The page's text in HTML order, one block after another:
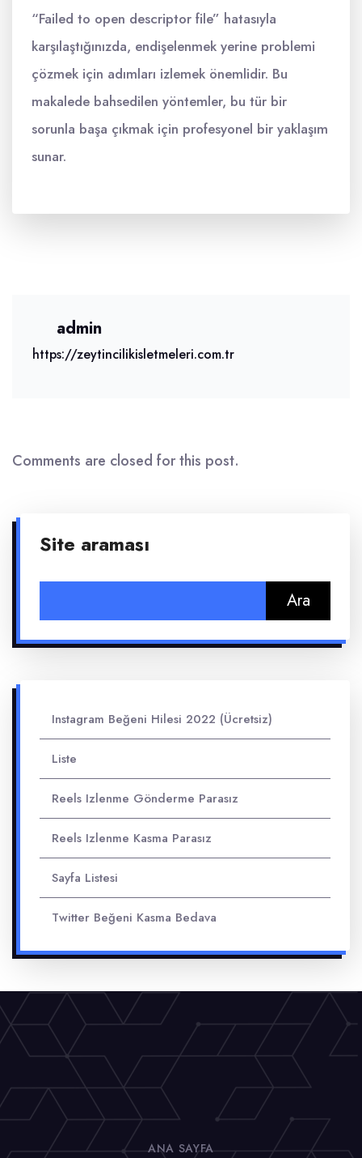
“Failed to open descriptor file” hatasıyla
karşılaştığınızda, endişelenmek yerine problemi
çözmek için adımları izlemek önemlidir. Bu
makalede bahsedilen yöntemler, bu tür bir
sorunla başa çıkmak için profesyonel bir yaklaşım
sunar.
admin
https://zeytincilikisletmeleri.com.tr
Comments are closed for this post.
Site araması
Instagram Beğeni Hilesi 2022 (Ücretsiz)
Liste
Reels Izlenme Gönderme Parasız
Reels Izlenme Kasma Parasız
Sayfa Listesi
Twitter Beğeni Kasma Bedava
ANA SAYFA